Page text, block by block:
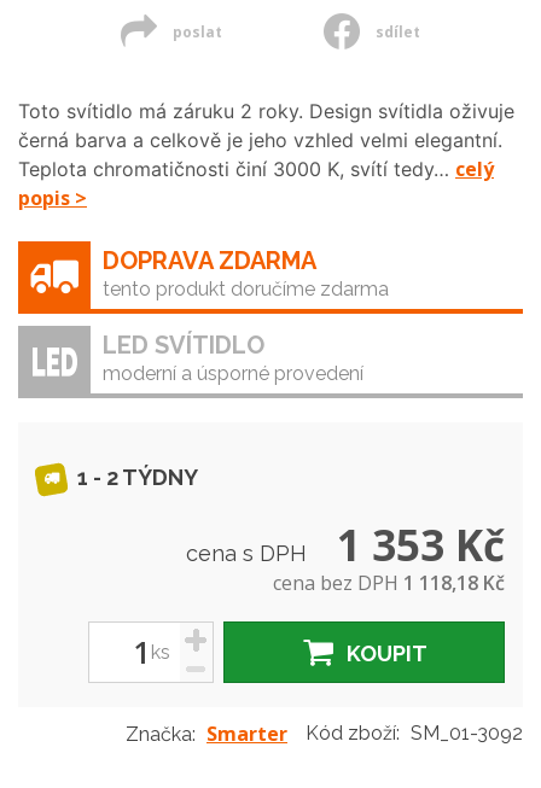
poslat sdílet
Toto svítidlo má záruku 2 roky. Design svítidla oživuje
černá barva a celkově je jeho vzhled velmi elegantní.
Teplota chromatičnosti činí 3000 K, svítí tedy… celý
popis >
DOPRAVA ZDARMA
tento produkt doručíme zdarma
LED SVÍTIDLO
moderní a úsporné provedení
1 - 2 TÝDNY
cena s DPH 1 353 Kč
cena bez DPH 1 118,18 Kč
ks
+
-
KOUPIT
Značka: Smarter Kód zboží: SM_01-3092